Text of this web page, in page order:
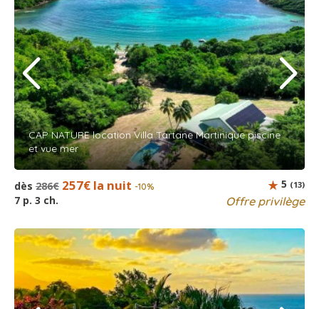
CAP NATURE location Villa Tartane Martinique piscine
et vue mer
dès 286€ 257€ la nuit -10%
7 p. 3 ch. Offre privilège
5 (13)